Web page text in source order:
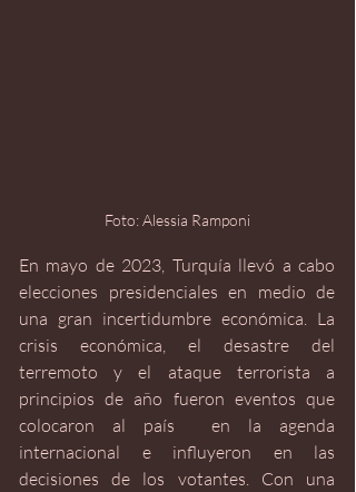
Foto: Alessia Ramponi
En mayo de 2023, Turquía llevó a cabo
elecciones presidenciales en medio de
una gran incertidumbre económica. La
crisis económica, el desastre del
terremoto y el ataque terrorista a
principios de año fueron eventos que
colocaron al país  en la agenda
internacional e influyeron en las
decisiones de los votantes. Con una